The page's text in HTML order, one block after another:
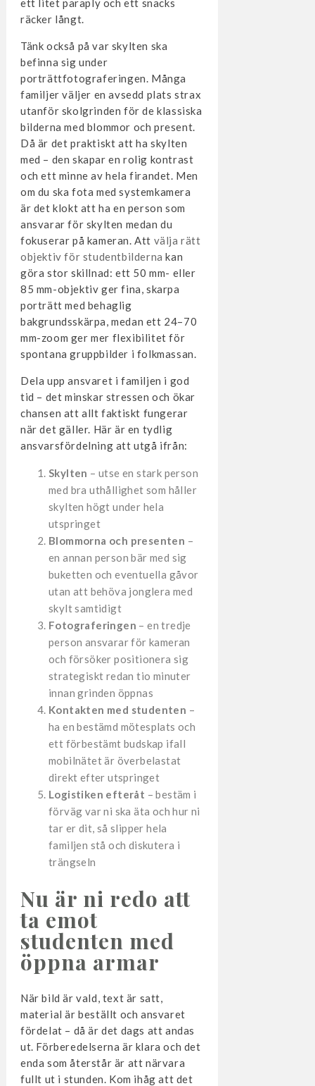
ett litet paraply och ett snacks
räcker långt.
Tänk också på var skylten ska
befinna sig under
porträttfotograferingen. Många
familjer väljer en avsedd plats strax
utanför skolgrinden för de klassiska
bilderna med blommor och present.
Då är det praktiskt att ha skylten
med – den skapar en rolig kontrast
och ett minne av hela firandet. Men
om du ska fota med systemkamera
är det klokt att ha en person som
ansvarar för skylten medan du
fokuserar på kameran. Att välja rätt
objektiv för studentbilderna kan
göra stor skillnad: ett 50 mm- eller
85 mm-objektiv ger fina, skarpa
porträtt med behaglig
bakgrundsskärpa, medan ett 24–70
mm-zoom ger mer flexibilitet för
spontana gruppbilder i folkmassan.
Dela upp ansvaret i familjen i god
tid – det minskar stressen och ökar
chansen att allt faktiskt fungerar
när det gäller. Här är en tydlig
ansvarsfördelning att utgå ifrån:
Skylten – utse en stark person
med bra uthållighet som håller
skylten högt under hela
utspringet
Blommorna och presenten –
en annan person bär med sig
buketten och eventuella gåvor
utan att behöva jonglera med
skylt samtidigt
Fotograferingen – en tredje
person ansvarar för kameran
och försöker positionera sig
strategiskt redan tio minuter
innan grinden öppnas
Kontakten med studenten –
ha en bestämd mötesplats och
ett förbestämt budskap ifall
mobilnätet är överbelastat
direkt efter utspringet
Logistiken efteråt – bestäm i
förväg var ni ska äta och hur ni
tar er dit, så slipper hela
familjen stå och diskutera i
trängseln
Nu är ni redo att
ta emot
studenten med
öppna armar
När bild är vald, text är satt,
material är beställt och ansvaret
fördelat – då är det dags att andas
ut. Förberedelserna är klara och det
enda som återstår är att närvara
fullt ut i stunden. Kom ihåg att det